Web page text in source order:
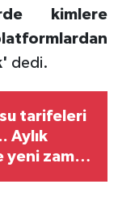
kimlere
dedi.
su tarifeleri
Aylık
yeni zam